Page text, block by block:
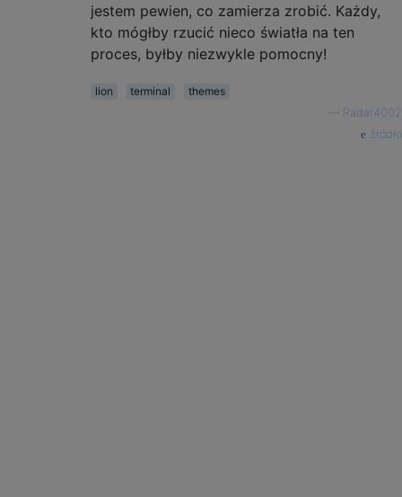
jestem pewien, co zamierza zrobić. Każdy,
kto mógłby rzucić nieco światła na ten
proces, byłby niezwykle pomocny!
lion terminal
themes
Radar4002
źródło